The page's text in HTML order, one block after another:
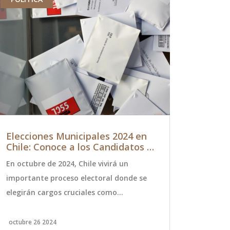
Elecciones Municipales 2024 en
Chile: Conoce a los Candidatos a
En octubre de 2024, Chile vivirá un
importante proceso electoral donde se
elegirán cargos cruciales como
concejales. Estas elecciones, que
octubre 26 2024